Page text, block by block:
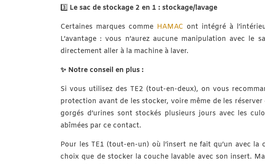
3️⃣ Le sac de stockage 2 en 1 : stockage/lavage
Certaines marques comme HAMAC ont intégré à
L’avantage : vous n’aurez aucune manipulation avec le
directement aller à la machine à laver.
✨ Notre conseil en plus :
Si vous utilisez des TE2 (tout-en-deux), on vous
protection avant de les stocker, voire même de les
gorgés d’urines sont stockés plusieurs jours avec les
abîmées par ce contact.
Pour les TE1 (tout-en-un) où l’insert ne fait qu’un avec la
choix que de stocker la couche lavable avec son insert.